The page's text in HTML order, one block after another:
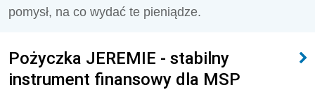
pomysł, na co wydać te pieniądze.
Pożyczka JEREMIE - stabilny
instrument finansowy dla MSP